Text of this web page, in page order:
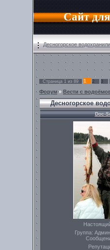
Сайт
Десногорское
Страница 1 из 89 1 2 3
Форум» Вести с
Десногорское
Doc-
Группа: